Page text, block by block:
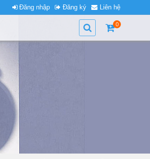
Đăng nhập Đăng ký Liên hệ
0